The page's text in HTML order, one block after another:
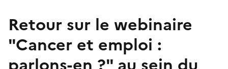
Retour sur le webinaire
"Cancer et emploi :